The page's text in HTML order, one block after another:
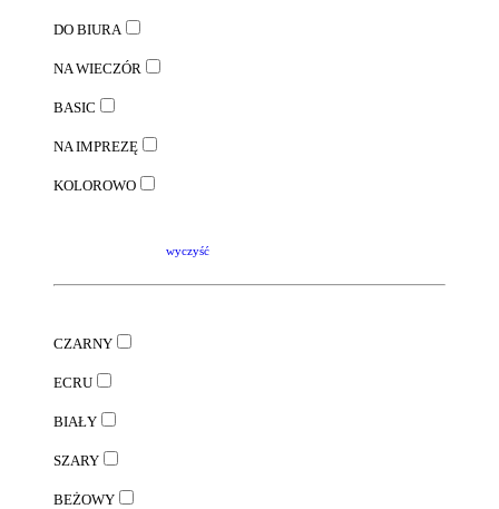
DO BIURA
NA WIECZÓR
BASIC
NA IMPREZĘ
KOLOROWO
wyczyść
CZARNY
ECRU
BIAŁY
SZARY
BEŻOWY